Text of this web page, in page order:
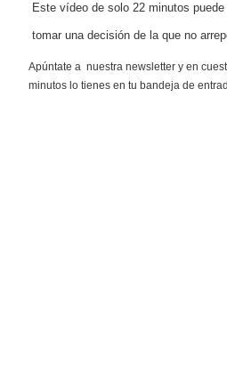
Este vídeo de solo 22 minutos
tomar una decisión de la que no
Apúntate a nuestra newsletter y en
minutos lo tienes en tu bandeja de